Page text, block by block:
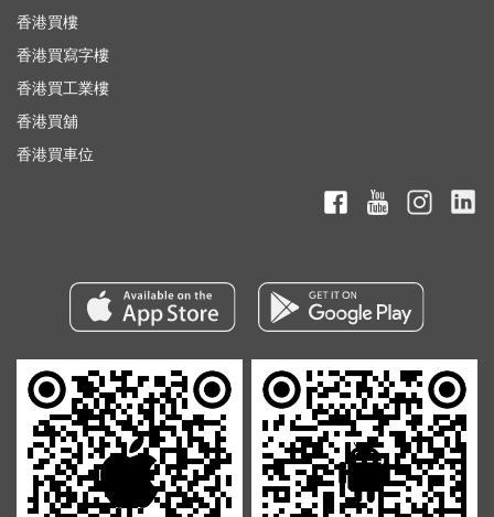
香港買樓
香港買寫字樓
香港買工業樓
香港買舖
香港買車位